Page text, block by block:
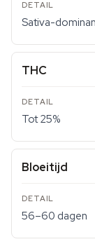
Sativa-
THC
Tot 25%
Bloeitijd
56–60 dagen